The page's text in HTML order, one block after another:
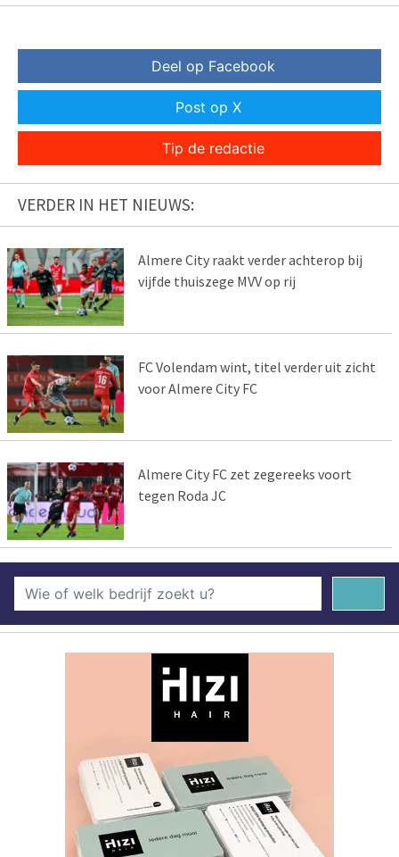
Deel op Facebook
Post op X
Tip de redactie
VERDER IN HET NIEUWS:
Almere City raakt verder achterop bij
vijfde thuiszege MVV op rij
FC Volendam wint, titel verder uit zicht
voor Almere City FC
Almere City FC zet zegereeks voort
tegen Roda JC